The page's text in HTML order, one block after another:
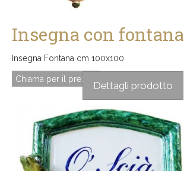
Insegna con fontana
Insegna Fontana cm 100x100
Chiama per il prezzo
Dettagli prodotto